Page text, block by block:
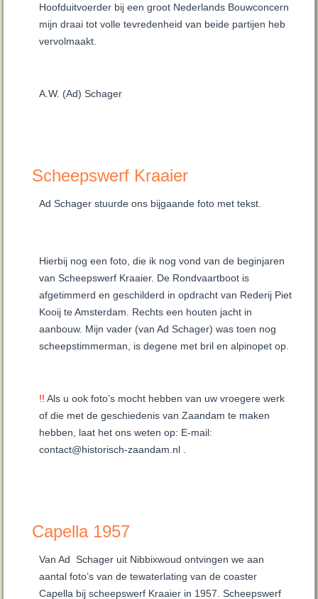
Hoofduitvoerder bij een groot Nederlands Bouwconcern
mijn draai tot volle tevredenheid van beide partijen heb
vervolmaakt.
A.W. (Ad) Schager
Scheepswerf Kraaier
Ad Schager stuurde ons bijgaande foto met tekst.
Hierbij nog een foto, die ik nog vond van de beginjaren
van Scheepswerf Kraaier. De Rondvaartboot is
afgetimmerd en geschilderd in opdracht van Rederij Piet
Kooij te Amsterdam. Rechts een houten jacht in
aanbouw. Mijn vader (van Ad Schager) was toen nog
scheepstimmerman, is degene met bril en alpinopet op.
!! Als u ook foto’s mocht hebben van uw vroegere werk
of die met de geschiedenis van Zaandam te maken
hebben, laat het ons weten op: E-mail:
contact@historisch-zaandam.nl .
Capella 1957
Van Ad Schager uit Nibbixwoud ontvingen we aan
aantal foto’s van de tewaterlating van de coaster
Capella bij scheepswerf Kraaier in 1957. Scheepswerf